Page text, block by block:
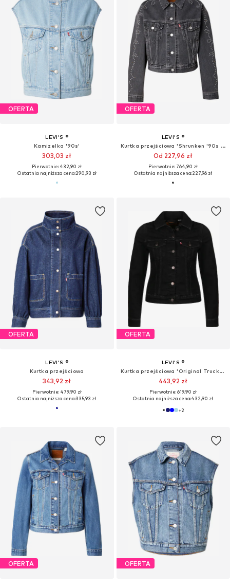
OFERTA
LEVI'S ®
Kamizelka '90s'
303,03 zł
Pierwotnie: 432,90 zł
Ostatnia najniższa cena:290,93 zł
OFERTA
LEVI'S ®
Kurtka przejściowa 'Shrunken '90s Trucker'
Od 227,96 zł
Pierwotnie: 764,90 zł
Ostatnia najniższa cena:227,96 zł
OFERTA
LEVI'S ®
Kurtka przejściowa
343,92 zł
Pierwotnie: 479,90 zł
Ostatnia najniższa cena:335,93 zł
OFERTA
LEVI'S ®
Kurtka przejściowa 'Original Trucker Jacket'
443,92 zł
Pierwotnie: 619,90 zł
Ostatnia najniższa cena:432,90 zł
+2
OFERTA OFERTA